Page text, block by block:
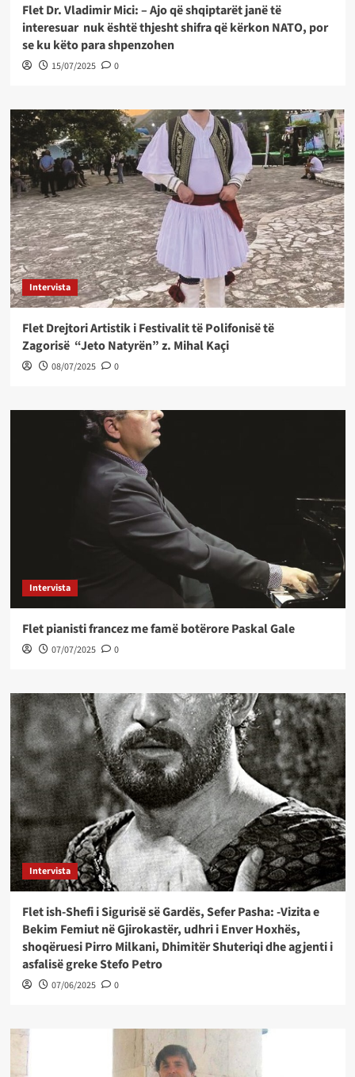
Flet Dr. Vladimir Mici: – Ajo që shqiptarët janë të
interesuar nuk është thjesht shifra që kërkon NATO, por
se ku këto para shpenzohen
15/07/2025 0
Intervista
Flet Drejtori Artistik i Festivalit të Polifonisë të
Zagorisë “Jeto Natyrën” z. Mihal Kaçi
08/07/2025 0
Intervista
Flet pianisti francez me famë botërore Paskal Gale
07/07/2025 0
Intervista
Flet ish-Shefi i Sigurisë së Gardës, Sefer Pasha: -Vizita e
Bekim Femiut në Gjirokastër, udhri i Enver Hoxhës,
shoqëruesi Pirro Milkani, Dhimitër Shuteriqi dhe agjenti i
asfalisë greke Stefo Petro
07/06/2025 0